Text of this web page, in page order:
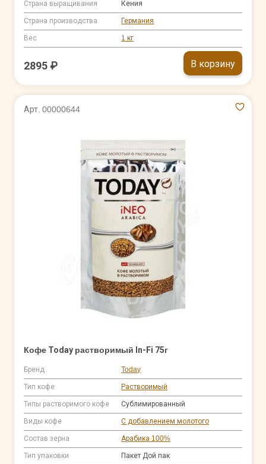
Страна выращивания Кения
Страна производства Германия
Вес 1 кг
2895 ₽ В корзину
Арт. 00000644
Кофе Today растворимый In-Fi 75г
Бренд Today
Тип кофе Растворимый
Типы растворимого кофе Сублимированный
Виды кофе С добавлением молотого
Состав зерна Арабика 100%
Тип упаковки Пакет Дой пак